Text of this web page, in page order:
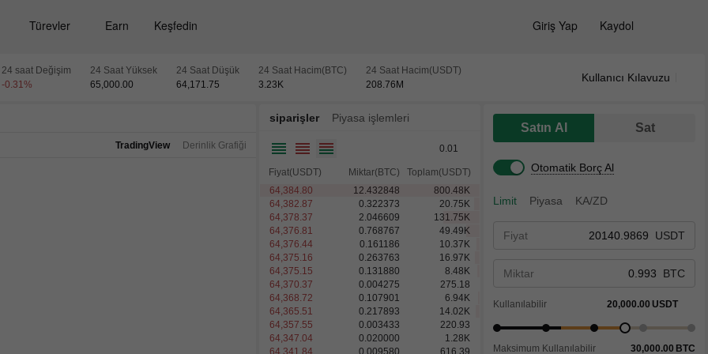
Türevler Earn Keşfedin Giriş Yap Kaydol
24 saat Değişim
-0.31%
24 Saat Yüksek
65,000.00
24 Saat Düşük
64,171.75
24 Saat Hacim(BTC)
3.23 K
24 Saat Hacim(USDT)
208.76 M
Kullanıcı Kılavuzu
TradingView Derinlik Grafiği
siparişler Piyasa işlemleri
0.01
Fiyat(USDT) Miktar(BTC)
Toplam(USDT)
64,384.80
12.432848 800.48 K
64,382.87
0.322373 20.75 K
64,378.37
2.046609 131.75 K
64,376.81
0.768767 49.49 K
64,376.44
0.161186 10.37 K
64,375.16
0.263763 16.97 K
64,375.15
0.131880 8.48 K
64,370.37
0.004275
275.18
64,368.72
0.107901 6.94 K
64,365.51
0.217893 14.02 K
64,357.55
0.003433
220.93
64,347.04
0.020000 1.28 K
64,341.84
0.009580 616.39
Satın Al Sat
Otomatik Borç Al
Limit Piyasa KA/ZD
Fiyat USDT
Miktar BTC
Kullanılabilir 20,000.00 USDT
Maksimum Kullanılabilir 30,000.00 BTC